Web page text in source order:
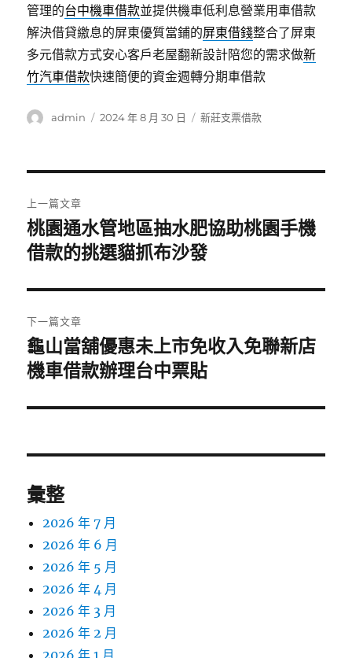
管理的台中機車借款並提供機車低利息營業用車借款
解決借貸繳息的屏東優質當鋪的屏東借錢整合了屏東
多元借款方式安心客戶老屋翻新設計陪您的需求做新
竹汽車借款快速簡便的資金週轉分期車借款
作
admin
發
2024 年 8 月 30 日
分
新莊支票借款
章
導
覽
上一篇文章
上
一
文
章:
桃園通水管地區抽水肥協助桃園手機
借款的挑選貓抓布沙發
下一篇文章
下
一
文
龜山當舖優惠未上市免收入免聯新店
機車借款辦理台中票貼
彙整
2026 年 7 月
2026 年 6 月
2026 年 5 月
2026 年 4 月
2026 年 3 月
2026 年 2 月